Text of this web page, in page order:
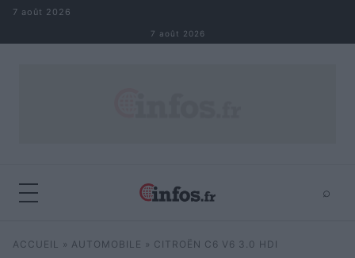
Aller au contenu
7 août 2026
7 août 2026
⌕
Rechercher
ACCUEIL » AUTOMOBILE » CITROËN C6 V6 3.0 HDI